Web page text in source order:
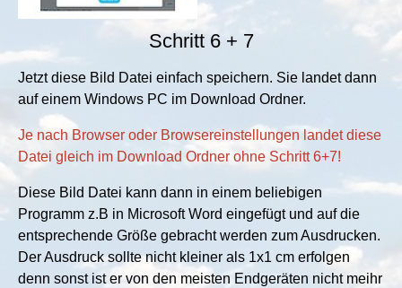
Schritt 6 + 7
Jetzt diese Bild Datei einfach speichern. Sie landet dann
auf einem Windows PC im Download Ordner.
Je nach Browser oder Browsereinstellungen landet diese
Datei gleich im Download Ordner ohne Schritt 6+7!
Diese Bild Datei kann dann in einem beliebigen
Programm z.B in Microsoft Word eingefügt und auf die
entsprechende Größe gebracht werden zum Ausdrucken.
Der Ausdruck sollte nicht kleiner als 1x1 cm erfolgen
denn sonst ist er von den meisten Endgeräten nicht meihr